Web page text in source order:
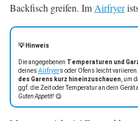
Backfisch greifen. Im Airfryer
💡 Hinweis
Die angegebenen Temperaturen und
deines Airfryers oder Ofens leicht
des Garens kurz hineinzuschauen, um
ggf. die Zeit oder Temperatur an dein Gerät
Guten Appetit!😋